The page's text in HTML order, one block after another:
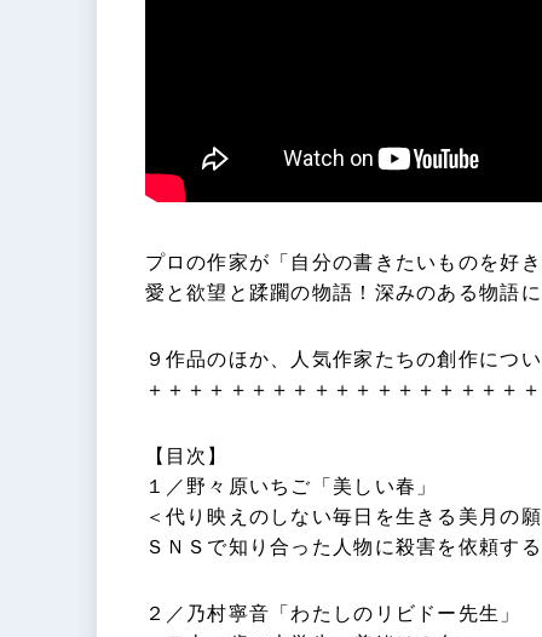
プロの作家が「自分の書きたいものを好
愛と欲望と蹂躙の物語！深みのある物語
９作品のほか、人気作家たちの創作につ
＋＋＋＋＋＋＋＋＋＋＋＋＋＋＋＋＋＋
【目次】
１／野々原いちご「美しい春」
＜代り映えのしない毎日を生きる美月の
ＳＮＳで知り合った人物に殺害を依頼す
２／乃村寧音「わたしのリビドー先生」